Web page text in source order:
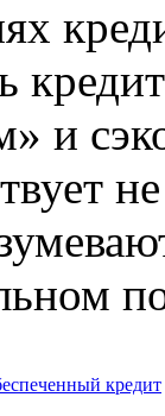
и
кредит